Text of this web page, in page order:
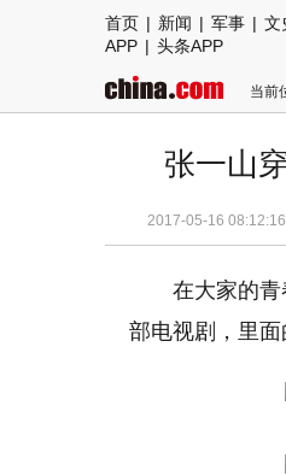
首页 | 新闻 | 军事 | 文
APP | 头条APP
当前
张一山
2017-05-16
在大家的
部电视剧，里